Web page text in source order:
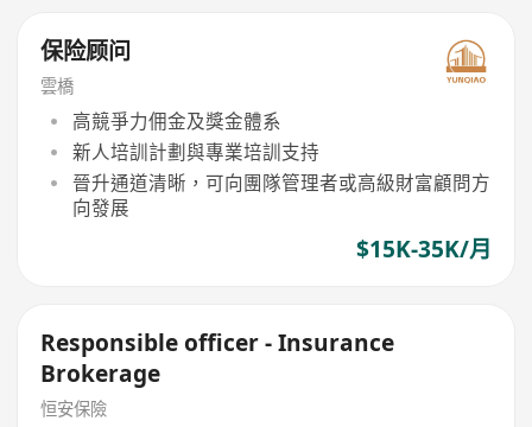
保险顾问
雲橋
高競爭力佣金及獎金體系
新人培訓計劃與專業培訓支持
晉升通道清晰，可向團隊管理者或高級財富顧問方
向發展
$15K-35K/月
Responsible officer - Insurance
Brokerage
恒安保險